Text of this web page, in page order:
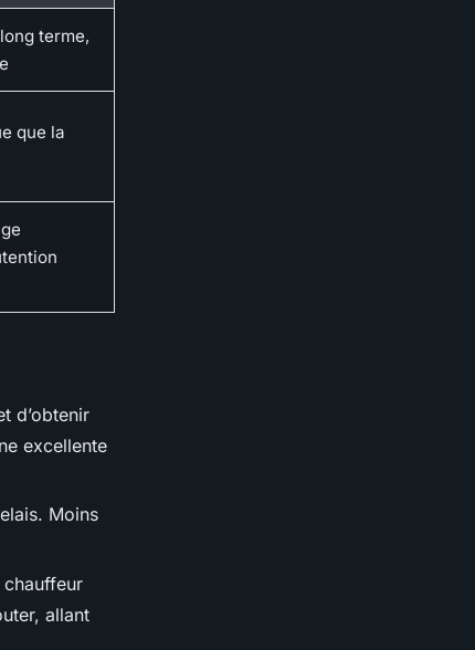
terme,
que la
d’obtenir
excellente
Moins
allant